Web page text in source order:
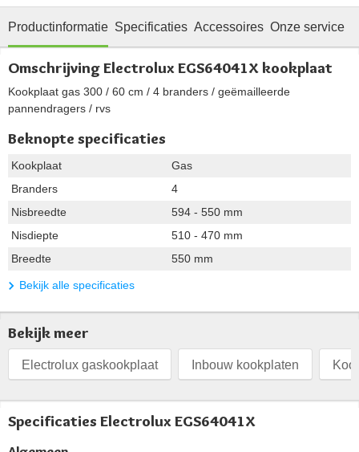
Productinformatie Specificaties Accessoires Onze service
Omschrijving Electrolux EGS64041X kookplaat
Kookplaat gas 300 / 60 cm / 4 branders / geëmailleerde
pannendragers / rvs
Beknopte specificaties
Kookplaat
Gas
Branders
4
Nisbreedte
594 - 550 mm
Nisdiepte
510 - 470 mm
Breedte
550 mm
Bekijk alle specificaties
Bekijk meer
Electrolux gaskookplaat Inbouw kookplaten
Specificaties Electrolux EGS64041X